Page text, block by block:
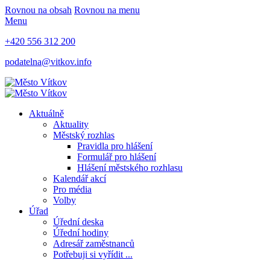
Rovnou na obsah Rovnou na menu
Menu
+420 556 312 200
podatelna@vitkov.info
Aktuálně
Aktuality
Městský rozhlas
Pravidla pro hlášení
Formulář pro hlášení
Hlášení městského rozhlasu
Kalendář akcí
Pro média
Volby
Úřad
Úřední deska
Úřední hodiny
Adresář zaměstnanců
Potřebuji si vyřídit ...